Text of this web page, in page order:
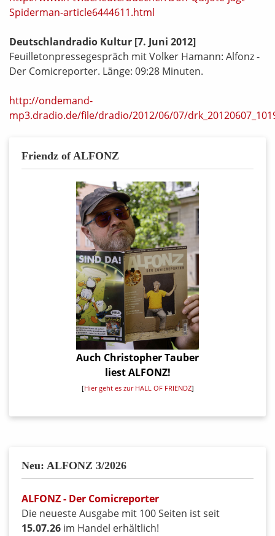
Spiderman-article6444611.html
Deutschlandradio Kultur [7. Juni 2012]
Feuilletonpressegespräch mit Volker Hamann: Alfonz -
Der Comicreporter. Länge: 09:28 Minuten.
http://ondemand-
mp3.dradio.de/file/dradio/2012/06/07/
Friendz of ALFONZ
Auch Christopher Tauber
liest ALFONZ!
[Hier geht es zur HALL OF FRIENDZ]
Neu: ALFONZ 3/2026
ALFONZ - Der Comicreporter
Die neueste Ausgabe mit 100 Seiten ist seit
15.07.26 im Handel erhältlich!